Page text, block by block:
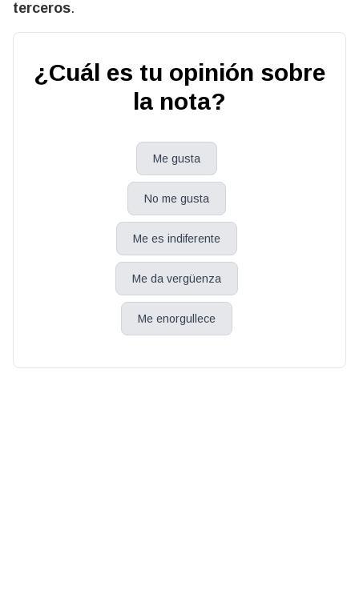
terceros.
¿Cuál es tu opinión sobre
la nota?
Me gusta
No me gusta
Me es indiferente
Me da vergüenza
Me enorgullece